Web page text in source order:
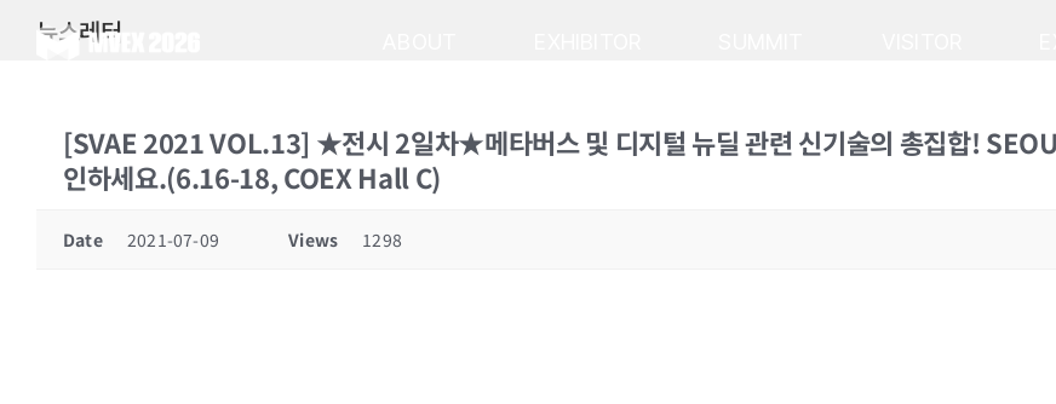
뉴스레터
[SVAE 2021 VOL.13] ★전시 2일차★메타버스 및 디지털 뉴딜 관련 신기술의 총집합!
인하세요.(6.16-18, COEX Hall C)
Date 2021-07-09 Views 1298